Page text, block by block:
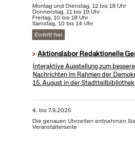
Montag und Dienstag, 12 bis 18 Uhr
Donnerstag, 11 bis 19 Uhr
Freitag, 10 bis 18 Uhr
Samstag, 10 bis 14 Uhr
Eintritt frei
Aktionslabor Redaktionelle
Interaktive Ausstellung zum
Nachrichten im Rahmen der
15. August in der
4. bis7.9.2025
Die genauen Uhrzeiten entnehmen
Veranstalterseite